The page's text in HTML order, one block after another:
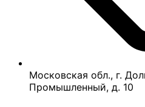
Московская обл., г.
Промышленный, д. 10